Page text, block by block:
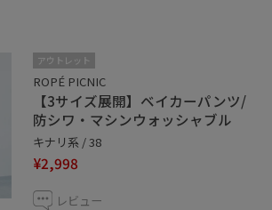
ください☺︎
思っていただけた投稿には
気に入り登録していただくと
なります！
だけると嬉しいです☺︎
アウトレット
ROPÉ PICNIC
【3サイズ展開】ベイカーパンツ/
防シワ・マシンウォッシャブル
キナリ系 / 38
¥2,998
レビュー